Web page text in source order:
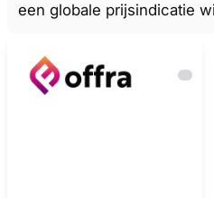
een globale prijsindicatie